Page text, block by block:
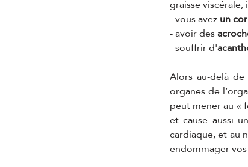
graisse
- vous avez un
- avoir des
- souffrir d'
Alors au-delà
organes de
peut mener au «
et cause aussi
cardiaque, et au
endommager